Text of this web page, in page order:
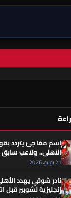
اسم مفاجئ يتردد
الأهلي.. ولاعب سابق
قلب الحكاية!
21 يونيو، 2026
نادر شوقي يهدد
إنجليزية لشوبير قبل